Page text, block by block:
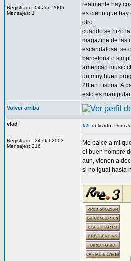
Registrado: 04 Jun 2005
Mensajes: 1
realmente hay
es cierto que hay
otro.
cuando se hizo
magazine de las
escandalosa, se
barcelona o
american music
un muy buen
28 en Lisboa. A
esto es
Volver arriba
vlad
Registrado: 24 Oct 2003
Mensajes: 216
Publicado: Dom
Me paice a mi
el buen nombre
aun, vienen a
si no igual hasta